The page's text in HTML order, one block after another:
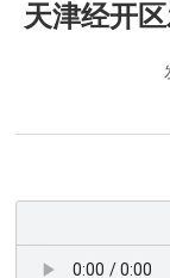
天津经开